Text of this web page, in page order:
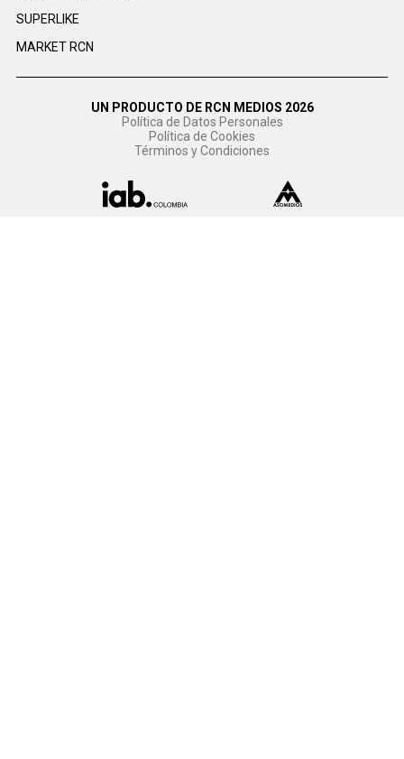
SUPERLIKE
MARKET RCN
UN PRODUCTO DE RCN MEDIOS 2026
Política de Datos Personales
Política de Cookies
Términos y Condiciones